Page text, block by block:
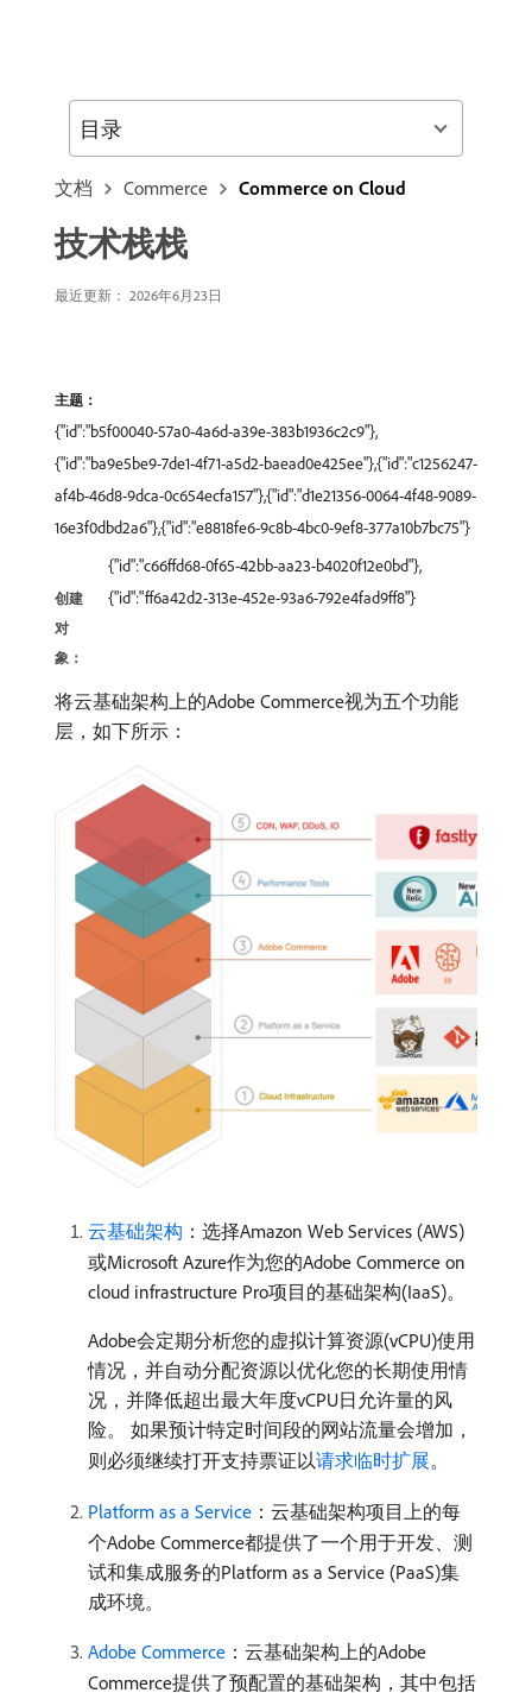
文档 Commerce Commerce on Cloud
技术栈栈
最近更新： 2026年6月23日
主题：
{"id":"b5f00040-57a0-4a6d-a39e-383b1936c2c9"},
{"id":"ba9e5be9-7de1-4f71-a5d2-baead0e425ee"},{"id":"c1256247-
af4b-46d8-9dca-0c654ecfa157"},{"id":"d1e21356-0064-4f48-9089-
16e3f0dbd2a6"},{"id":"e8818fe6-9c8b-4bc0-9ef8-377a10b7bc75"}
创建
对
象：
{"id":"c66ffd68-0f65-42bb-aa23-b4020f12e0bd"},
{"id":"ff6a42d2-313e-452e-93a6-792e4fad9ff8"}
将云基础架构上的Adobe Commerce视为五个功能
层，如下所示：
云基础架构 ：选择Amazon Web Services (AWS)
或Microsoft Azure作为您的Adobe Commerce on
cloud infrastructure Pro项目的基础架构(IaaS)。
Adobe会定期分析您的虚拟计算资源(vCPU)使用
情况，并自动分配资源以优化您的长期使用情
况，并降低超出最大年度vCPU日允许量的风
险。 如果预计特定时间段的网站流量会增加，
则必须继续打开支持票证以请求临时扩展。
Platform as a Service ：云基础架构项目上的每
个Adobe Commerce都提供了一个用于开发、测
试和集成服务的Platform as a Service (PaaS)集
成环境。
Adobe Commerce ：云基础架构上的Adobe
Commerce提供了预配置的基础架构，其中包括
目录